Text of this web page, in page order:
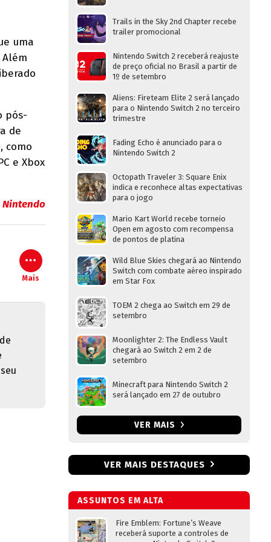
uma
pós-
de
como
e Xbox
Nintendo
Mais
Trails in the Sky 2nd Chapter recebe
trailer promocional
Nintendo Switch 2 receberá reajuste
de preço oficial no Brasil a partir de
1º de setembro
Aliens: Fireteam Elite 2 será lançado
para o Nintendo Switch 2 no terceiro
trimestre
Fading Echo é anunciado para o
Nintendo Switch 2
Octopath Traveler 3: Square Enix
indica e reconhece altas expectativas
para o jogo
Mario Kart World recebe torneio
Open em agosto com recompensa
de pontos de platina
Wild Blue Skies chegará ao Nintendo
Switch com combate aéreo inspirado
em Star Fox
TOEM 2 chega ao Switch em 29 de
setembro
Moonlighter 2: The Endless Vault
chegará ao Switch 2 em 2 de
setembro
Minecraft para Nintendo Switch 2
será lançado em 27 de outubro
VER MAIS
VER MAIS DESTAQUES
ASSUNTOS EM ALTA
Fire Emblem: Fortune’s Weave
receberá suporte a controles de